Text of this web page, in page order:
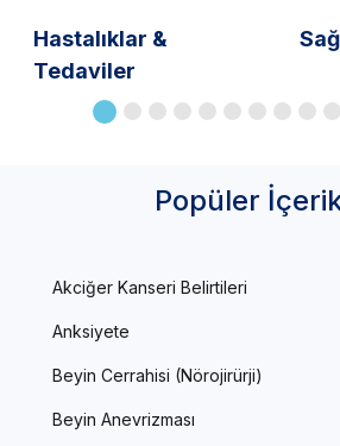
Hastalıklar &
Tedaviler
Popüler
Akciğer Kanseri Belirtileri
Anksiyete
Beyin Cerrahisi (Nörojirürji)
Beyin Anevrizması